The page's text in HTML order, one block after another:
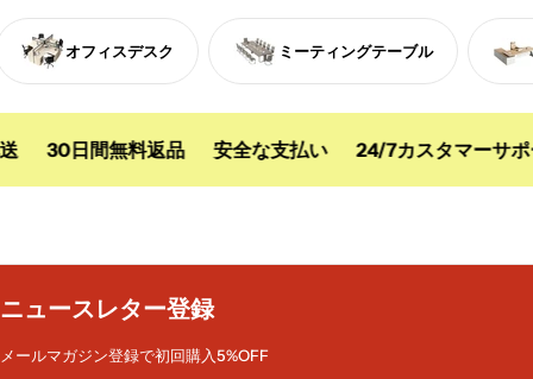
今すぐ購入 して、理想のオフィス空間を手に入れましょう。
オフィスデスク ミーティングテーブル
30日間無料返品 安全な支払い 24/7カスタマーサポ
ニュースレター登録
メールマガジン登録で初回購入5%OFF